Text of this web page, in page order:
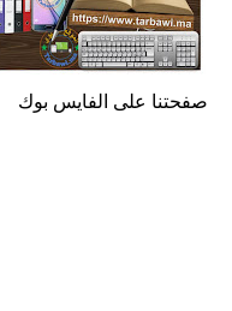
صفحتنا على الفايس بوك